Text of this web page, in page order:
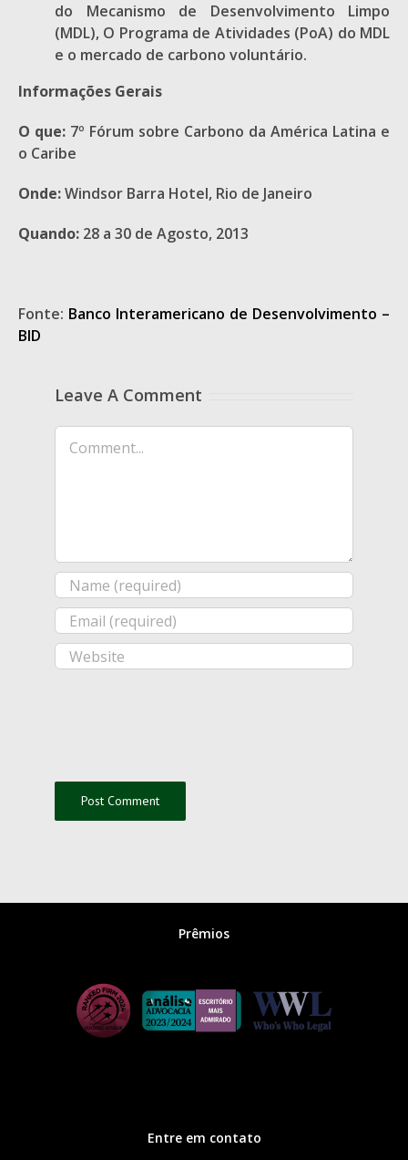
do Mecanismo de Desenvolvimento Limpo
(MDL), O Programa de Atividades (PoA) do MDL
e o mercado de carbono voluntário.
Informações Gerais
O que: 7º Fórum sobre Carbono da América Latina e
o Caribe
Onde:Windsor Barra Hotel, Rio de Janeiro
Quando: 28 a 30 de Agosto, 2013
Fonte: Banco Interamericano de Desenvolvimento –
BID
Leave A Comment
Comment
Prêmios
Entre em contato